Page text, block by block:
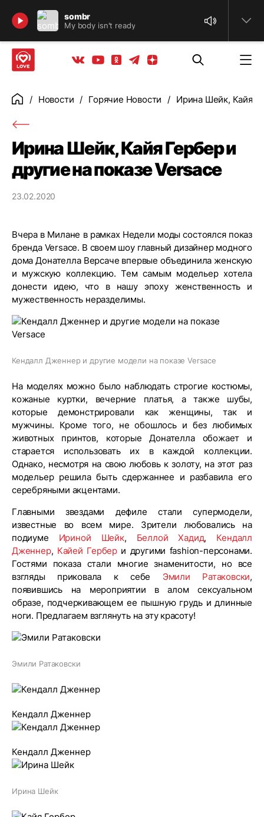
sombr
My body isn't ready
Найти
Вконтакте
YoutubeОдноклассники
ТелеграмЯндекс дзен
ГлавнаяНовости Горячие Новости Ирина Шейк, Кайя
Ирина Шейк, Кайя Гербер и
другие на показе Versace
23.02.2020
Вчера в Милане в рамках Недели моды состоялся показ
бренда Versace. В своем шоу главный дизайнер модного
дома Донателла Версаче впервые объединила женскую
и мужскую коллекцию. Тем самым модельер хотела
донести идею, что в нашу эпоху женственность и
мужественность неразделимы.
Кендалл Дженнер и другие модели на показе Versace
На моделях можно было наблюдать строгие костюмы,
кожаные куртки, вечерние платья, а также шубы,
которые демонстрировали как женщины, так и
мужчины. Кроме того, не обошлось и без любимых
животных принтов, которые Донателла обожает и
старается использовать их в каждой коллекции.
Однако, несмотря на свою любовь к золоту, на этот раз
модельер решила быть сдержаннее и разбавила его
серебряными акцентами.
Главными звездами дефиле стали супермодели,
известные во всем мире. Зрители любовались на
подиуме Ириной Шейк, Беллой Хадид, Кендалл
Дженнер, Кайей Гербер и другими fashion-персонами.
Гостями показа стали многие знаменитости, но все
взгляды приковала к себе Эмили Ратаковски,
появившись на мероприятии в алом сексуальном
образе, подчеркивающем ее пышную грудь и длинные
ноги. Предлагаем взглянуть на эту красоту!
Эмили Ратаковски
Кендалл Дженнер
Кендалл Дженнер
Ирина Шейк